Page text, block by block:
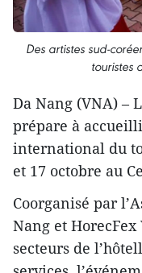
Des artistes sud-
touristes
Da Nang (VNA) –
prépare à
international du
et 17 octobre au
Coorganisé par
Nang et
secteurs de